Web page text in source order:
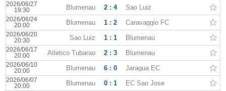
2026/06/27
19:30
Blumenau 2 : 4 Sao Luiz
2026/06/24
20:00
Blumenau 1 : 2 Caravaggio FC
2026/06/20
20:30
Sao Luiz 1 : 1 Blumenau
2026/06/17
20:00
Atletico Tubarao 2 : 3 Blumenau
2026/06/10
20:00
Blumenau 6 : 0 Jaragua EC
2026/06/07
20:00
Blumenau 0 : 1 EC Sao Jose